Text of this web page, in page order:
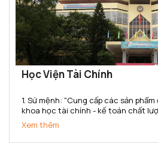
Học Viện Tài Chính
1. Sứ mệnh: "Cung cấp các sản
khoa học tài chính - kế toán chất
Tầm nhìn: Đến năm 2020 đạt chuẩn
Á. Thực hiện tốt sứ mệnh cung cấp
Xem thêm